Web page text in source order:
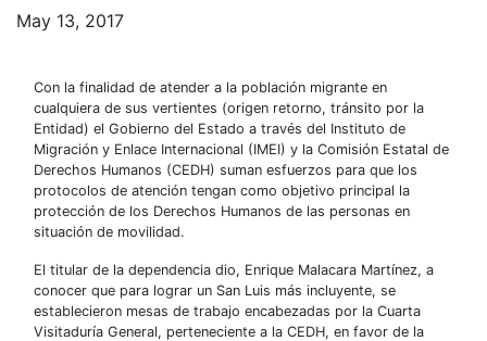
May 13, 2017
Con la finalidad de atender a la población migrante en
cualquiera de sus vertientes (origen retorno, tránsito por la
Entidad) el Gobierno del Estado a través del Instituto de
Migración y Enlace Internacional (IMEI) y la Comisión Estatal de
Derechos Humanos (CEDH) suman esfuerzos para que los
protocolos de atención tengan como objetivo principal la
protección de los Derechos Humanos de las personas en
situación de movilidad.
El titular de la dependencia dio, Enrique Malacara Martínez, a
conocer que para lograr un San Luis más incluyente, se
establecieron mesas de trabajo encabezadas por la Cuarta
Visitaduría General, perteneciente a la CEDH, en favor de la